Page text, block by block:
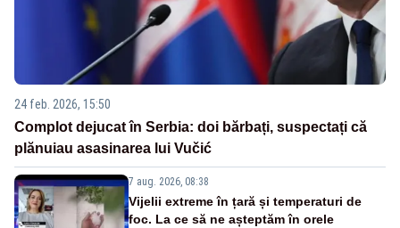
24 feb. 2026, 15:50
Complot dejucat în Serbia: doi bărbați, suspectați că
plănuiau asasinarea lui Vučić
7 aug. 2026, 08:38
Vijelii extreme în țară și temperaturi de
foc. La ce să ne așteptăm în orele